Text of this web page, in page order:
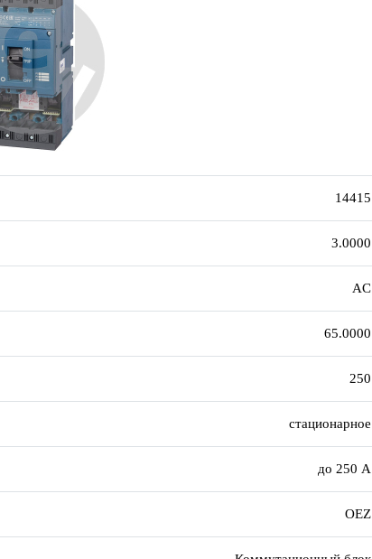
14415
3.0000
AC
65.0000
250
стационарное
до 250 А
OEZ